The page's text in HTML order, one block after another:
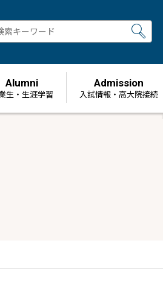
Alumni
生・生涯学習
Admission
⼊試情報・高大院接続